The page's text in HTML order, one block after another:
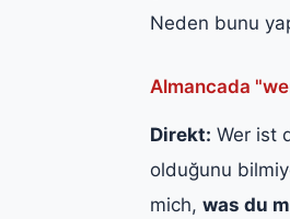
Neden bunu
Almancada
Direkt: Wer ist
olduğunu
mich, was du